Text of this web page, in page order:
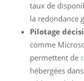
taux de
la redondance
Pilotage
comme
permettent de
hébergées